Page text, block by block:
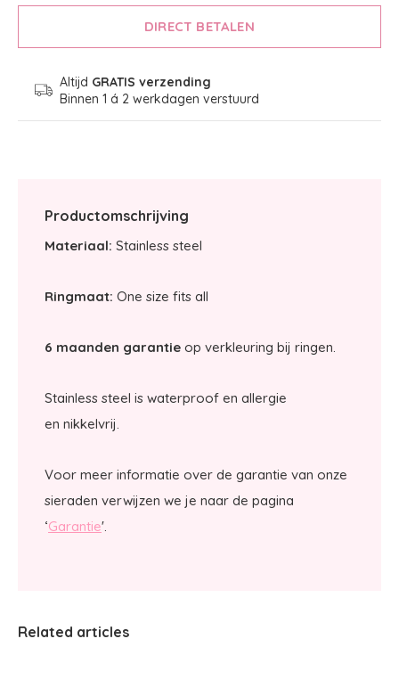
DIRECT BETALEN
Altijd GRATIS verzending
Binnen 1 á 2 werkdagen verstuurd
Productomschrijving
Materiaal: Stainless steel
Ringmaat: One size fits all
6 maanden garantie op verkleuring bij ringen.
Stainless steel is waterproof en allergie
en nikkelvrij.
Voor meer informatie over de garantie van onze
sieraden verwijzen we je naar de pagina
‘Garantie'.
Related articles